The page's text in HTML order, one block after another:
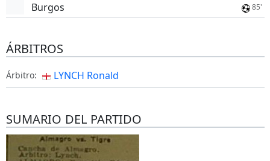
Burgos 85'
ÁRBITROS
Árbitro: LYNCH Ronald
SUMARIO DEL PARTIDO